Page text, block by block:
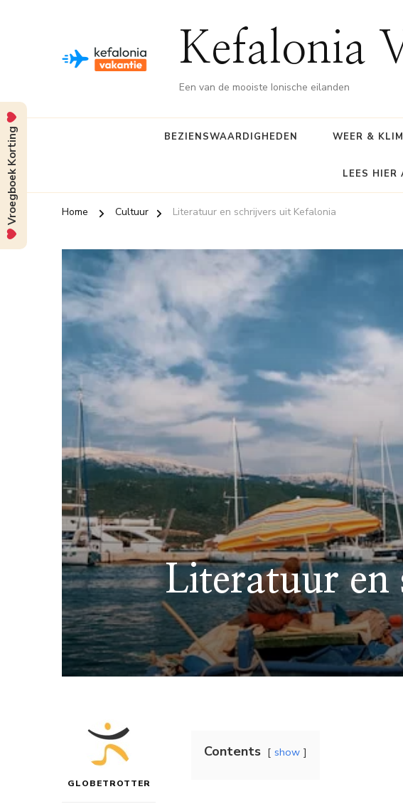
Kefalonia
Een van de mooiste Ionische eilanden
BEZIENSWAARDIGHEDEN WEER &
LEES HIER
Home Cultuur Literatuur en schrijvers uit Kefalonia
Literatuur en
GLOBETROTTER
Contents show
Vroegboek Korting